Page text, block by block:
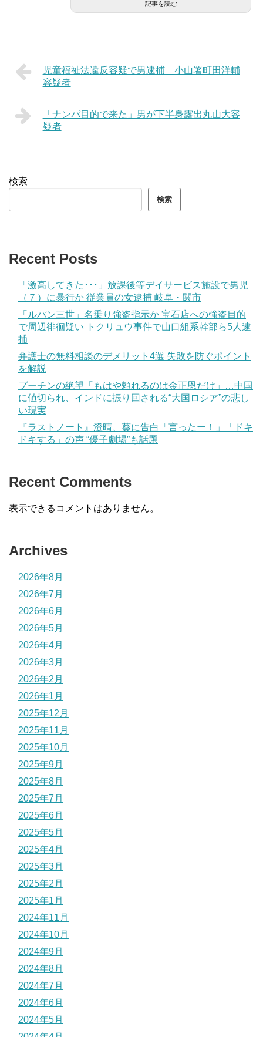
記事を読む
児童福祉法違反容疑で男逮捕 小山署町田洋輔
容疑者
「ナンパ目的で来た」男が下半身露出丸山大容
疑者
検索
検索
Recent Posts
「激高してきた･･･」放課後等デイサービス施設で男児
（７）に暴行か 従業員の女逮捕 岐阜・関市
「ルパン三世」名乗り強盗指示か 宝石店への強盗目的
で周辺徘徊疑い トクリュウ事件で山口組系幹部ら5人逮
捕
弁護士の無料相談のデメリット4選 失敗を防ぐポイント
を解説
プーチンの絶望「もはや頼れるのは金正恩だけ」…中国
に値切られ、インドに振り回される“大国ロシア”の悲し
い現実
『ラストノート』澄晴、葵に告白「言ったー！」「ドキ
ドキする」の声 “優子劇場”も話題
Recent Comments
表示できるコメントはありません。
Archives
2026年8月
2026年7月
2026年6月
2026年5月
2026年4月
2026年3月
2026年2月
2026年1月
2025年12月
2025年11月
2025年10月
2025年9月
2025年8月
2025年7月
2025年6月
2025年5月
2025年4月
2025年3月
2025年2月
2025年1月
2024年11月
2024年10月
2024年9月
2024年8月
2024年7月
2024年6月
2024年5月